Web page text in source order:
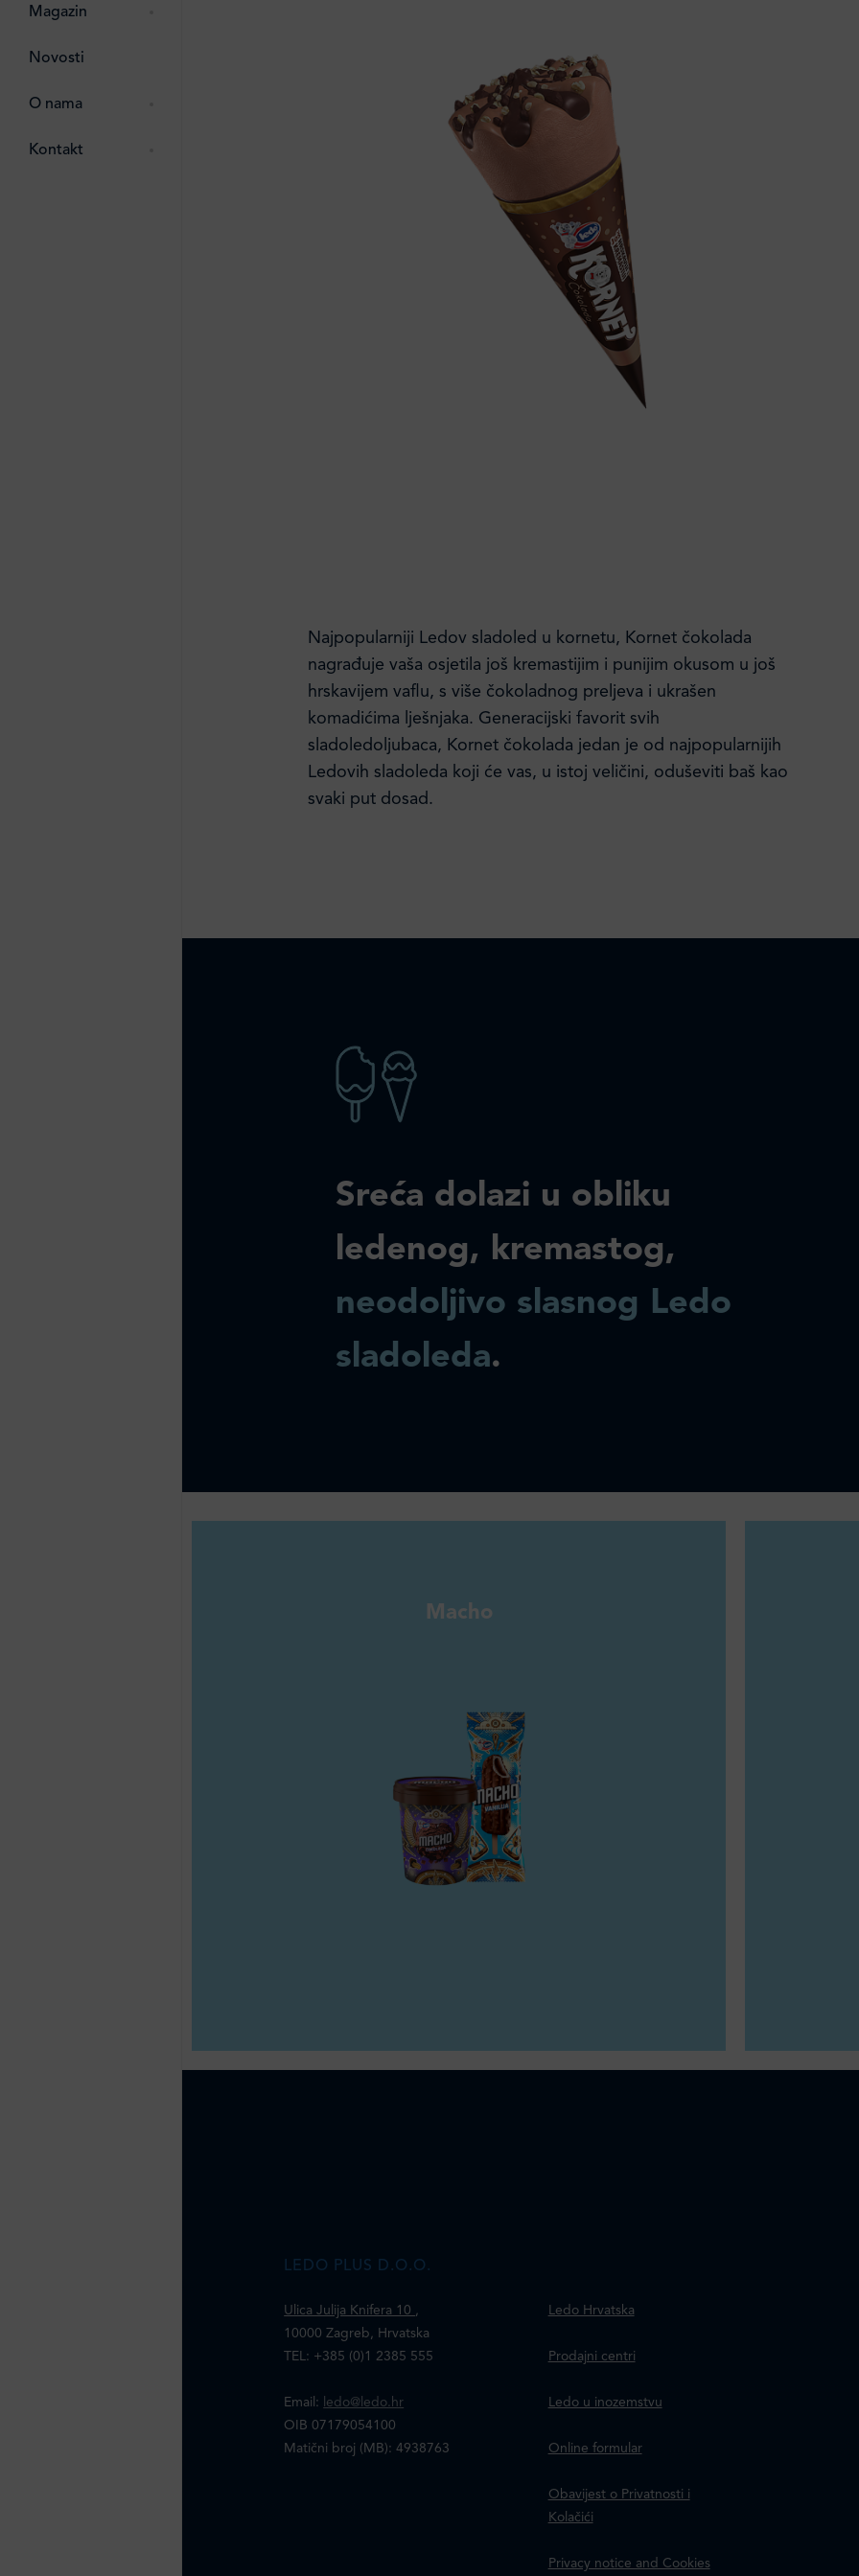
Magazin
Novosti
O nama
ostalo
Kontakt
Najpopularniji Ledov sladoled u kornetu, Kornet čokolada
nagrađuje vaša osjetila još kremastijim i punijim okusom u još
hrskavijem vaflu, s više čokoladnog preljeva i ukrašen
komadićima lješnjaka. Generacijski favorit svih
sladoledoljubaca, Kornet čokolada jedan je od najpopularnijih
Ledovih sladoleda koji će vas, u istoj veličini, oduševiti baš kao
svaki put dosad.
Sreća dolazi u obliku
ledenog, kremastog,
neodoljivo slasnog Ledo
sladoleda.
Macho
LEDO PLUS D.O.O.
Ulica Julija Knifera 10 ,
10000 Zagreb, Hrvatska
TEL: +385 (0)1 2385 555
Email:
ledo@ledo.hr
OIB 07179054100
Matični broj (MB): 4938763
Ledo Hrvatska
Prodajni centri
Ledo u inozemstvu
Online formular
Obavijest o Privatnosti i
Kolačići
Privacy notice and Cookies